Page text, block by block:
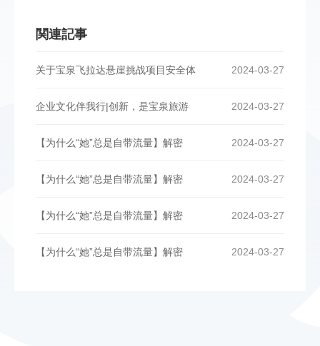
関連記事
2024-03-27
关于宝泉飞拉达悬崖挑战项目安全体
2024-03-27
企业文化伴我行|创新，是宝泉旅游
2024-03-27
【为什么“她”总是自带流量】解密
2024-03-27
【为什么“她”总是自带流量】解密
2024-03-27
【为什么“她”总是自带流量】解密
2024-03-27
【为什么“她”总是自带流量】解密